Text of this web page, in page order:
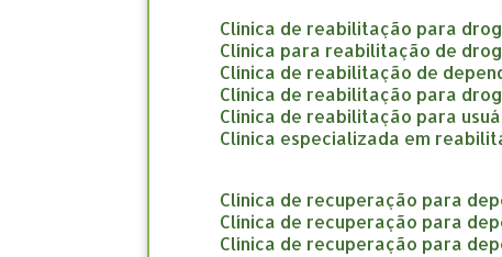
clínica de reabilitação para
clínica para reabilitação de
clínica de reabilitação de
clínica de reabilitação para
clínica de reabilitação para
clínica especializada em
clínica de recuperação para
clínica de recuperação para
clínica de recuperação para